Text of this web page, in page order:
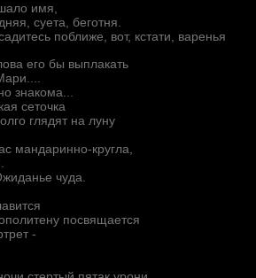
имя,
суета, беготня.
поближе, вот, кстати, варенья
его бы выплакать
знакома...
сеточка
глядят на луну
мандаринно-кругла,
чуда.
посвящается
-